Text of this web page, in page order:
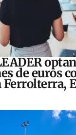
de euros
Ferrolterra,